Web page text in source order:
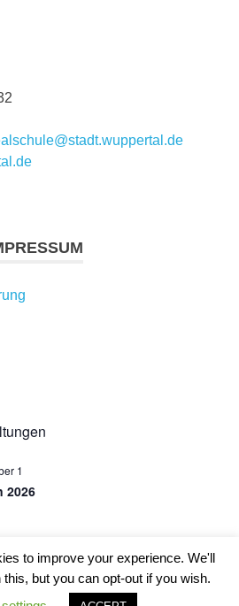
1
2026
Poseidon von ThemeZee.
to improve your experience. We'll
but you can opt-out if you wish.